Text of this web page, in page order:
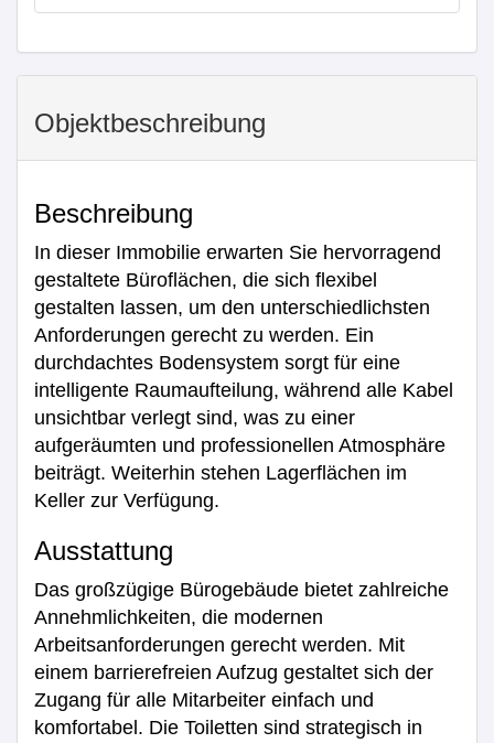
Objekt­beschreibung
Beschreibung
In dieser Immobilie erwarten Sie hervorragend
gestaltete Büroflächen, die sich flexibel
gestalten lassen, um den unterschiedlichsten
Anforderungen gerecht zu werden. Ein
durchdachtes Bodensystem sorgt für eine
intelligente Raumaufteilung, während alle Kabel
unsichtbar verlegt sind, was zu einer
aufgeräumten und professionellen Atmosphäre
beiträgt. Weiterhin stehen Lagerflächen im
Keller zur Verfügung.
Ausstattung
Das großzügige Bürogebäude bietet zahlreiche
Annehmlichkeiten, die modernen
Arbeitsanforderungen gerecht werden. Mit
einem barrierefreien Aufzug gestaltet sich der
Zugang für alle Mitarbeiter einfach und
komfortabel. Die Toiletten sind strategisch in